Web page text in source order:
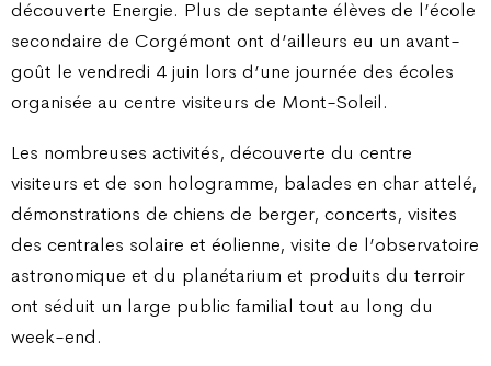
découverte Energie. Plus de septante élèves de l’école
secondaire de Corgémont ont d’ailleurs eu un avant-
goût le vendredi 4 juin lors d’une journée des écoles
organisée au centre visiteurs de Mont-Soleil.
Les nombreuses activités, découverte du centre
visiteurs et de son hologramme, balades en char attelé,
démonstrations de chiens de berger, concerts, visites
des centrales solaire et éolienne, visite de l’observatoire
astronomique et du planétarium et produits du terroir
ont séduit un large public familial tout au long du
week-end.